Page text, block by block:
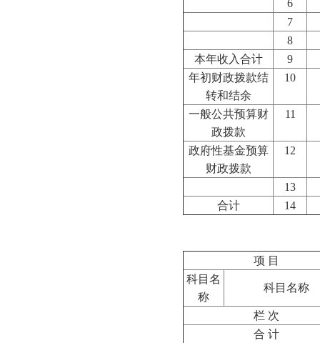
6
7
8
本年收入合计
9
年初财政拨款结
转和结余
10
一般公共预算财
政拨款
11
政府性基金预算
财政拨款
12
13
合计
14
项 目
科目名
称
科目名称
栏 次
合 计